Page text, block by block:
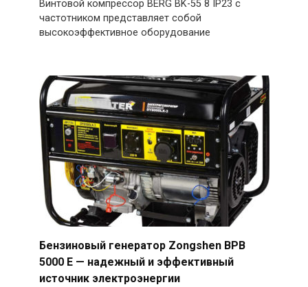
Винтовой компрессор BERG BK-55 8 IP23 с
частотником представляет собой
высокоэффективное оборудование
Бензиновый генератор Zongshen BPB
5000 E — надежный и эффективный
источник электроэнергии